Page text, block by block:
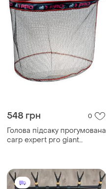
548 грн 0
Голова підсаку прогумована
carp expert pro giant